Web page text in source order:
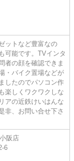
ットなど豊富なの
可能です。TVインタ
者の顔を確認できま
・バイク置場などが
したのでパソコン作
楽しくワクワクしな
アの近鉄けいはんな
非、お問い合せ下さ
阪店
6